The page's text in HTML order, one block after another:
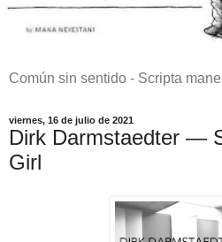
Común sin sentido - Scripta
viernes, 16 de julio de 2021
Dirk Darmstaedter —
Girl